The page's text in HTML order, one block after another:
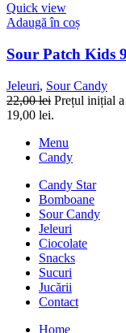
Quick view
Adaugă în coș
Sour Patch Kids
Jeleuri, Sour Candy
22,00lei Prețul inițial
19,00 lei.
Menu
Candy
Candy Star
Bomboane
Sour Candy
Jeleuri
Ciocolate
Snacks
Sucuri
Jucării
Contact
Home